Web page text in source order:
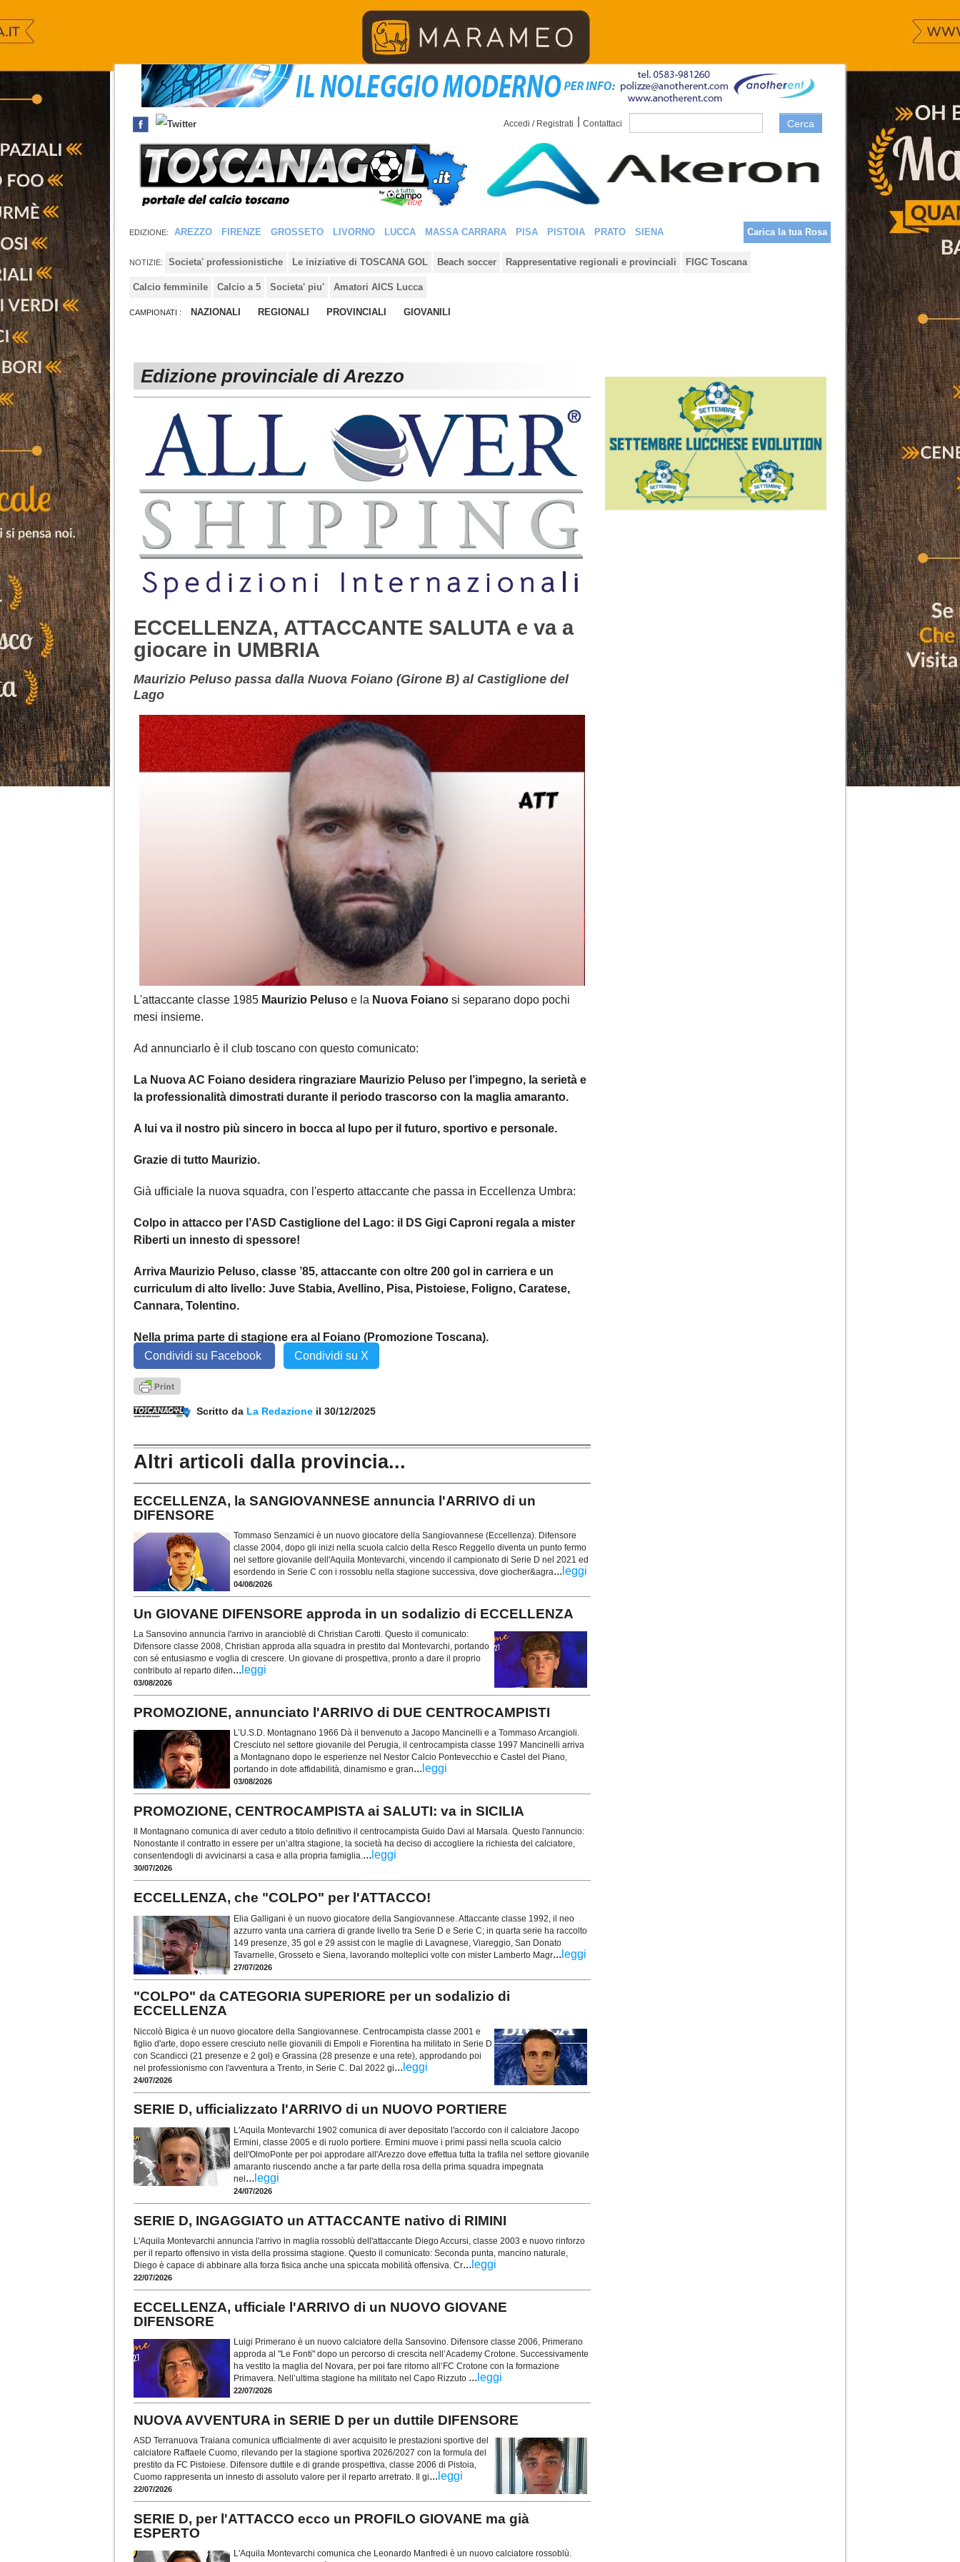
Accedi / Registrati Contattaci Cerca
EDIZIONE: AREZZO FIRENZE GROSSETO LIVORNO LUCCA MASSA CARRARA PISA PISTOIA PRATO SIENA Carica la tua Rosa
NOTIZIE: Societa' professionistiche Le iniziative di TOSCANA GOL Beach soccer Rappresentative regionali e provinciali FIGC Toscana
Calcio femminile Calcio a 5 Societa' piu' Amatori AICS Lucca
CAMPIONATI : NAZIONALI REGIONALI PROVINCIALI GIOVANILI
Edizione provinciale di Arezzo
ECCELLENZA, ATTACCANTE SALUTA e va a
giocare in UMBRIA
Maurizio Peluso passa dalla Nuova Foiano (Girone B) al Castiglione del
Lago
L'attaccante classe 1985 Maurizio Peluso e la Nuova Foiano si separano dopo pochi
mesi insieme.
Ad annunciarlo è il club toscano con questo comunicato:
La Nuova AC Foiano desidera ringraziare Maurizio Peluso per l’impegno, la serietà e
la professionalità dimostrati durante il periodo trascorso con la maglia amaranto.
A lui va il nostro più sincero in bocca al lupo per il futuro, sportivo e personale.
Grazie di tutto Maurizio.
Già ufficiale la nuova squadra, con l'esperto attaccante che passa in Eccellenza Umbra:
Colpo in attacco per l’ASD Castiglione del Lago: il DS Gigi Caproni regala a mister
Riberti un innesto di spessore!
Arriva Maurizio Peluso, classe ’85, attaccante con oltre 200 gol in carriera e un
curriculum di alto livello: Juve Stabia, Avellino, Pisa, Pistoiese, Foligno, Caratese,
Cannara, Tolentino.
Nella prima parte di stagione era al Foiano (Promozione Toscana).
Condividi su Facebook
Condividi su X
Scritto da La Redazione il 30/12/2025
Altri articoli dalla provincia...
ECCELLENZA, la SANGIOVANNESE annuncia l'ARRIVO di un
DIFENSORE
Tommaso Senzamici è un nuovo giocatore della Sangiovannese (Eccellenza). Difensore
classe 2004, dopo gli inizi nella scuola calcio della Resco Reggello diventa un punto fermo
nel settore giovanile dell'Aquila Montevarchi, vincendo il campionato di Serie D nel 2021 ed
esordendo in Serie C con i rossoblu nella stagione successiva, dove giocher&agra... leggi
04/08/2026
Un GIOVANE DIFENSORE approda in un sodalizio di ECCELLENZA
La Sansovino annuncia l'arrivo in arancioblè di Christian Carotti. Questo il comunicato:
Difensore classe 2008, Christian approda alla squadra in prestito dal Montevarchi, portando
con sé entusiasmo e voglia di crescere. Un giovane di prospettiva, pronto a dare il proprio
contributo al reparto difen... leggi
03/08/2026
PROMOZIONE, annunciato l'ARRIVO di DUE CENTROCAMPISTI
L’U.S.D. Montagnano 1966 Dà il benvenuto a Jacopo Mancinelli e a Tommaso Arcangioli.
Cresciuto nel settore giovanile del Perugia, il centrocampista classe 1997 Mancinelli arriva
a Montagnano dopo le esperienze nel Nestor Calcio Pontevecchio e Castel del Piano,
portando in dote affidabilità, dinamismo e gran... leggi
03/08/2026
PROMOZIONE, CENTROCAMPISTA ai SALUTI: va in SICILIA
Il Montagnano comunica di aver ceduto a titolo definitivo il centrocampista Guido Davi al Marsala. Questo l'annuncio:
Nonostante il contratto in essere per un’altra stagione, la società ha deciso di accogliere la richiesta del calciatore,
consentendogli di avvicinarsi a casa e alla propria famiglia.... leggi
30/07/2026
ECCELLENZA, che "COLPO" per l'ATTACCO!
Elia Galligani è un nuovo giocatore della Sangiovannese. Attaccante classe 1992, il neo
azzurro vanta una carriera di grande livello tra Serie D e Serie C; in quarta serie ha raccolto
149 presenze, 35 gol e 29 assist con le maglie di Lavagnese, Viareggio, San Donato
Tavarnelle, Grosseto e Siena, lavorando molteplici volte con mister Lamberto Magr... leggi
27/07/2026
"COLPO" da CATEGORIA SUPERIORE per un sodalizio di
ECCELLENZA
Niccolò Bigica è un nuovo giocatore della Sangiovannese. Centrocampista classe 2001 e
figlio d'arte, dopo essere cresciuto nelle giovanili di Empoli e Fiorentina ha militato in Serie D
con Scandicci (21 presenze e 2 gol) e Grassina (28 presenze e una rete), approdando poi
nel professionismo con l'avventura a Trento, in Serie C. Dal 2022 gi... leggi
24/07/2026
SERIE D, ufficializzato l'ARRIVO di un NUOVO PORTIERE
L'Aquila Montevarchi 1902 comunica di aver depositato l'accordo con il calciatore Jacopo
Ermini, classe 2005 e di ruolo portiere. Ermini muove i primi passi nella scuola calcio
dell'OlmoPonte per poi approdare all'Arezzo dove effettua tutta la trafila nel settore giovanile
amaranto riuscendo anche a far parte della rosa della prima squadra impegnata
nel... leggi
24/07/2026
SERIE D, INGAGGIATO un ATTACCANTE nativo di RIMINI
L'Aquila Montevarchi annuncia l'arrivo in maglia rossoblù dell'attaccante Diego Accursi, classe 2003 e nuovo rinforzo
per il reparto offensivo in vista della prossima stagione. Questo il comunicato: Seconda punta, mancino naturale,
Diego è capace di abbinare alla forza fisica anche una spiccata mobilità offensiva. Cr... leggi
22/07/2026
ECCELLENZA, ufficiale l'ARRIVO di un NUOVO GIOVANE
DIFENSORE
Luigi Primerano è un nuovo calciatore della Sansovino. Difensore classe 2006, Primerano
approda al "Le Fonti" dopo un percorso di crescita nell’Academy Crotone. Successivamente
ha vestito la maglia del Novara, per poi fare ritorno all’FC Crotone con la formazione
Primavera. Nell’ultima stagione ha militato nel Capo Rizzuto ... leggi
22/07/2026
NUOVA AVVENTURA in SERIE D per un duttile DIFENSORE
ASD Terranuova Traiana comunica ufficialmente di aver acquisito le prestazioni sportive del
calciatore Raffaele Cuomo, rilevando per la stagione sportiva 2026/2027 con la formula del
prestito da FC Pistoiese. Difensore duttile e di grande prospettiva, classe 2006 di Pistoia,
Cuomo rappresenta un innesto di assoluto valore per il reparto arretrato. Il gi... leggi
22/07/2026
SERIE D, per l'ATTACCO ecco un PROFILO GIOVANE ma già
ESPERTO
L'Aquila Montevarchi comunica che Leonardo Manfredi è un nuovo calciatore rossoblù.